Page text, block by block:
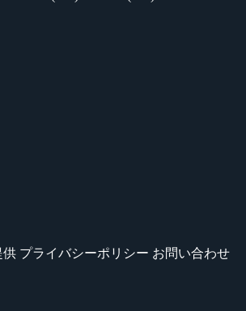
供 プライバシーポリシー お問い合わせ